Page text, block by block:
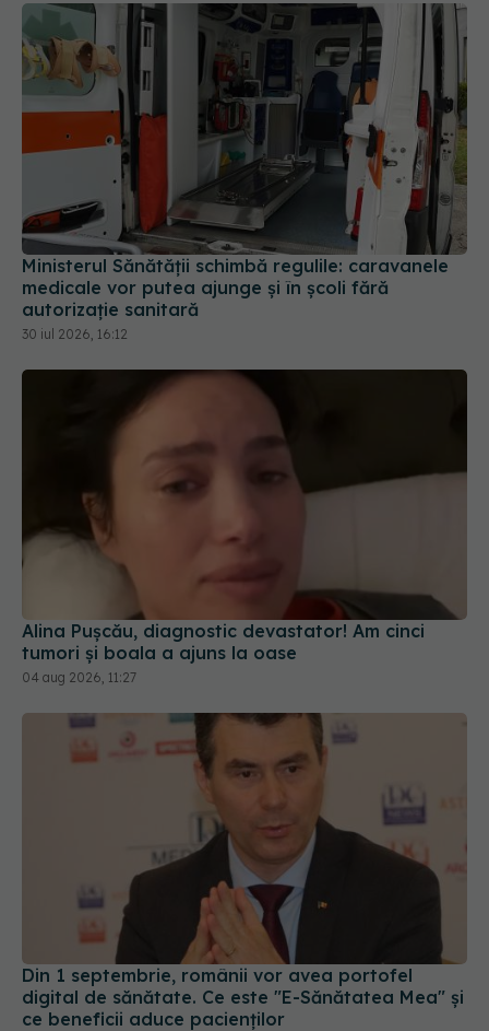
Ministerul Sănătății schimbă regulile: caravanele
medicale vor putea ajunge și în școli fără
autorizație sanitară
30 iul 2026, 16:12
Alina Pușcău, diagnostic devastator! Am cinci
tumori și boala a ajuns la oase
04 aug 2026, 11:27
Din 1 septembrie, românii vor avea portofel
digital de sănătate. Ce este "E-Sănătatea Mea" și
ce beneficii aduce pacienților
30 iul 2026, 17:08